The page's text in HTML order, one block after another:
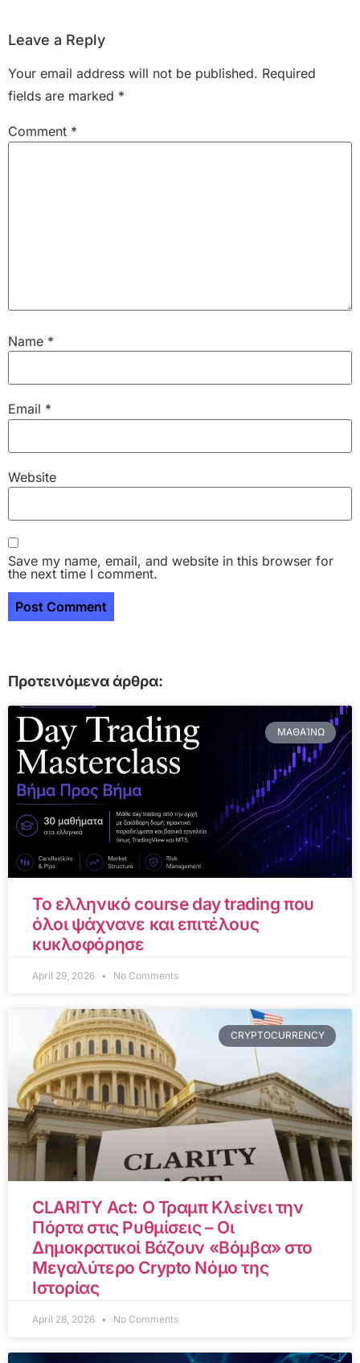
Leave a Reply
Your email address will not be published. Required
fields are marked *
Comment *
Name *
Email *
Website
Save my name, email, and website in this browser for
the next time I comment.
Προτεινόμενα άρθρα:
ΜΑΘΑΊΝΩ
Το ελληνικό course day trading που
όλοι ψάχνανε και επιτέλους
κυκλοφόρησε
April 29, 2026 No Comments
CRYPTOCURRENCY
CLARITY Act: Ο Τραμπ Κλείνει την
Πόρτα στις Ρυθμίσεις – Οι
Δημοκρατικοί Βάζουν «Βόμβα» στο
Μεγαλύτερο Crypto Νόμο της
Ιστορίας
April 28, 2026 No Comments